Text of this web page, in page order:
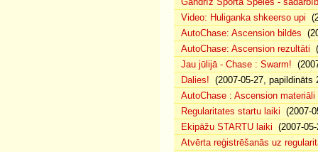
Video: Huliganka shkeerso upi
AutoChase: Ascension bildēs
AutoChase: Ascension rezultāti
Jau jūlijā - Chase : Swarm!
Dalies! (2007-05-27, papildināts
AutoChase : Ascension materiāli
Regularitates startu laiki (2007-
Ekipāžu STARTU laiki (2007-
Atvērta reģistrēšanās uz